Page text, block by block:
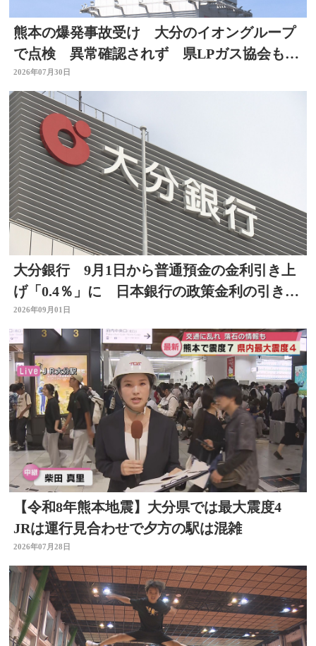
熊本の爆発事故受け 大分のイオングループ
で点検 異常確認されず 県LPガス協会も安
全点検を通知
2026年07月30日
大分銀行 9月1日から普通預金の金利引き上
げ「0.4％」に 日本銀行の政策金利の引き上
げを受け
2026年09月01日
【令和8年熊本地震】大分県では最大震度4
JRは運行見合わせで夕方の駅は混雑
2026年07月28日